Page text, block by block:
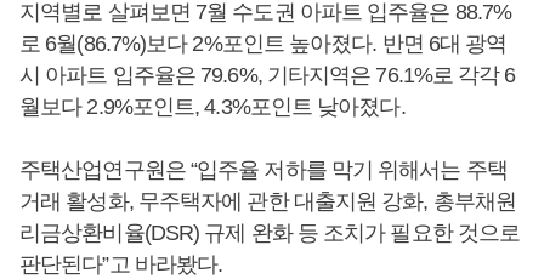
지역별로 살펴보면 7월 수도권 아파트 입주율은 88.7%
로 6월(86.7%)보다 2%포인트 높아졌다. 반면 6대 광역
시 아파트 입주율은 79.6%, 기타지역은 76.1%로 각각 6
월보다 2.9%포인트, 4.3%포인트 낮아졌다.
주택산업연구원은 “입주율 저하를 막기 위해서는 주택
거래 활성화, 무주택자에 관한 대출지원 강화, 총부채원
리금상환비율(DSR) 규제 완화 등 조치가 필요한 것으로
판단된다”고 바라봤다.